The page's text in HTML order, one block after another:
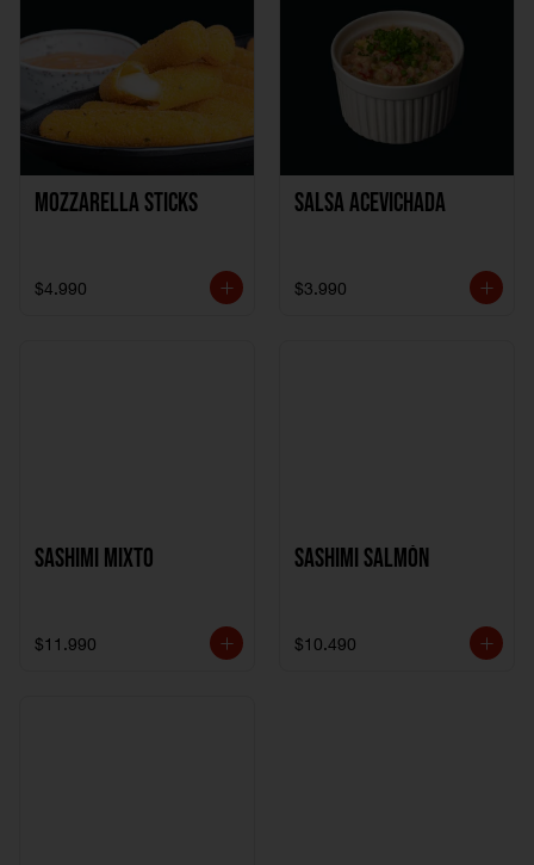
Mozzarella Sticks
$4.990
Salsa Acevichada
$3.990
Sashimi Mixto
$11.990
Sashimi Salmón
$10.490